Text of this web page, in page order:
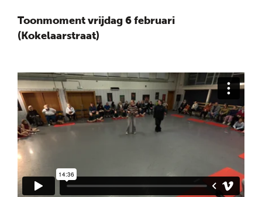
Toonmoment vrijdag 6 februari
(Kokelaarstraat)